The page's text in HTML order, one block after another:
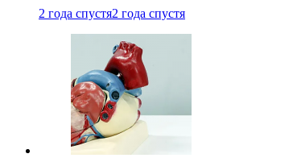
2 года спустя2 года спустя